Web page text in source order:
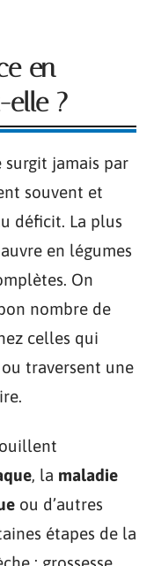
en
elle ?
surgit jamais par
souvent et
déficit. La plus
en légumes
On
nombre de
celles qui
traversent une
, la maladie
ou d’autres
étapes de la
: grossesse,